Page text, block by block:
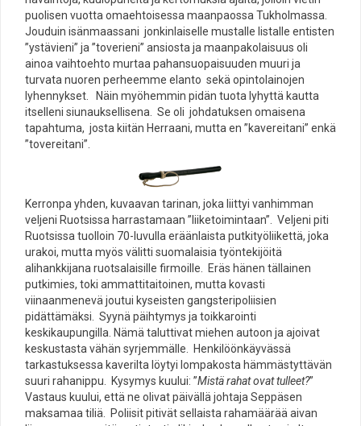
puolisen vuotta omaehtoisessa maanpaossa Tukholmassa.
Jouduin isänmaassani jonkinlaiselle mustalle listalle entisten
”ystävieni” ja ”toverieni” ansiosta ja maanpakolaisuus oli
ainoa vaihtoehto murtaa pahansuopaisuuden muuri ja
turvata nuoren perheemme elanto sekä opintolainojen
lyhennykset. Näin myöhemmin pidän tuota lyhyttä kautta
itselleni siunauksellisena. Se oli johdatuksen omaisena
tapahtuma, josta kiitän Herraani, mutta en ”kavereitani” enkä
”tovereitani”.
Kerronpa yhden, kuvaavan tarinan, joka liittyi vanhimman
veljeni Ruotsissa harrastamaan ”liiketoimintaan”. Veljeni piti
Ruotsissa tuolloin 70-luvulla eräänlaista putkityöliikettä, joka
urakoi, mutta myös välitti suomalaisia työntekijöitä
alihankkijana ruotsalaisille firmoille. Eräs hänen tällainen
putkimies, toki ammattitaitoinen, mutta kovasti
viinaanmenevä joutui kyseisten gangsteripoliisien
pidättämäksi. Syynä päihtymys ja toikkarointi
keskikaupungilla. Nämä taluttivat miehen autoon ja ajoivat
keskustasta vähän syrjemmälle. Henkilöönkäyvässä
tarkastuksessa kaverilta löytyi lompakosta hämmästyttävän
suuri rahanippu. Kysymys kuului: ”Mistä rahat ovat tulleet?”
Vastaus kuului, että ne olivat päivällä johtaja Seppäsen
maksamaa tiliä. Poliisit pitivät sellaista rahamäärää aivan